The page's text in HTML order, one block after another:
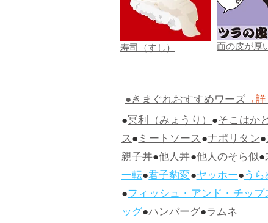
寿司（すし） 面の皮が厚
●きまぐれおすすめワーズ→詳
●冥利（みょうり）●そこはか
ス●ミートソース●ナポリタン●
親子丼●他人丼●他人のそら似●
一転●君子豹変●ヤッホー●う
●フィッシュ・アンド・チップ
ッグ●ハンバーグ●ラムネ